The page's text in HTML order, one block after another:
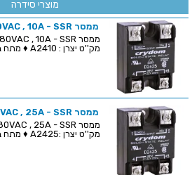
מוצרי סידרה
ממסר SPST-NO , 24VAC ~ 280VAC , 10A - SSR
מק''ט יצרן : A2410 ♦ מתח בקרה : 90VAC...
ממסר SPST-NO , 24VAC ~ 280VAC , 25A - SSR
מק''ט יצרן :A2425 ♦ מתח בקרה : 90VAC ...